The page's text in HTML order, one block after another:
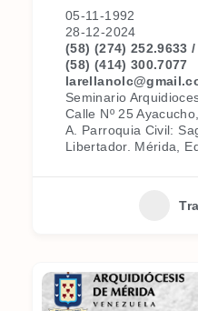
05-11-1992
28-12-2024
(58) (274) 252.9633
(58) (414) 300.7077
Seminario
Calle Nº 25
A. Parroquia Civil:
Libertador. Mérida,